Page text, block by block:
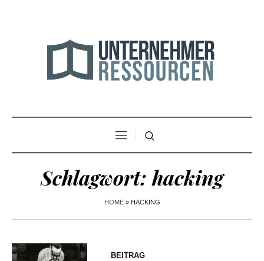
Schlagwort:hacking
HOME» HACKING
BEITRAG